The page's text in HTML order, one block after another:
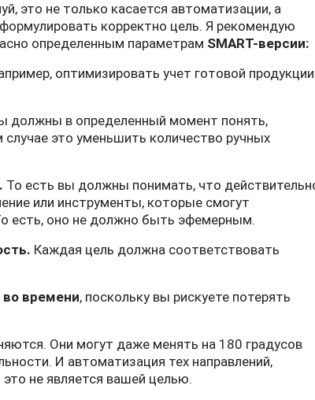
это не только касается автоматизации, а
корректно цель. Я рекомендую
определенным параметрам SMART-версии:
оптимизировать учет готовой продукции
должны в определенный момент понять,
это уменьшить количество ручных
То есть вы должны понимать, что
или инструменты, которые смогут
есть, оно не должно быть эфемерным.
Каждая цель должна соответствовать
времени, поскольку вы рискуете потерять
Они могут даже менять на 180 градусов
И автоматизация тех направлений,
не является вашей целью.